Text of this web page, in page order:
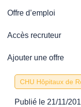
Offre d’emploi
Accès recruteur
Ajouter une offre
CHU Hôpitaux de
Publié le 21/11/